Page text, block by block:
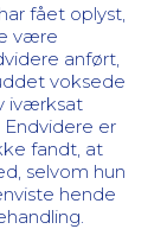
fået oplyst,
være
anført,
voksede
iværksat
er
fandt, at
selvom hun
hende